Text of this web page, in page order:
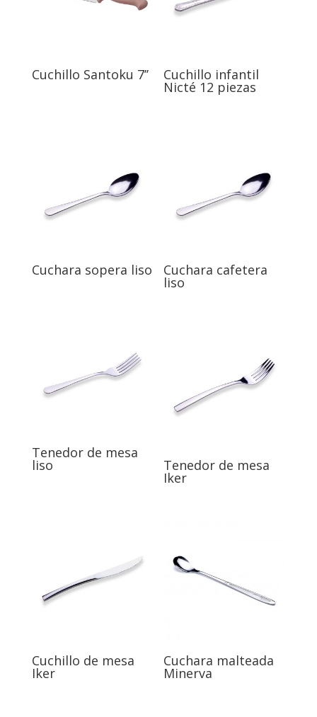
Cuchillo Santoku 7’’ Cuchillo infantil
Nicté 12 piezas
Cuchara sopera liso Cuchara cafetera
liso
Tenedor de mesa
liso Tenedor de mesa
Iker
Cuchillo de mesa
Iker
Cuchara malteada
Minerva